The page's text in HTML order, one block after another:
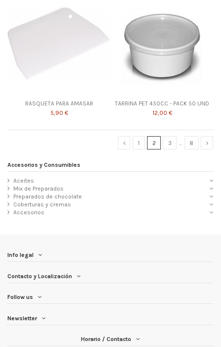
RASQUETA PARA AMASAR
5,90 €
TARRINA PET 450CC - PACK 50 UND
12,00 €
1 2 3 8
Accesorios y Consumibles
Aceites
Mix de Preparados
Preparados de chocolate
Coberturas y cremas
Accesorios
Info legal
Contacto y Localización
Follow us
Newsletter
Horario / Contacto